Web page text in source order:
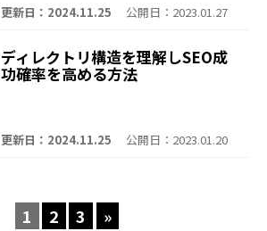
更新日：2024.11.25 公開日：2023.01.27
ディレクトリ構造を理解しSEO成
功確率を高める方法
更新日：2024.11.25 公開日：2023.01.20
1 2 3 »